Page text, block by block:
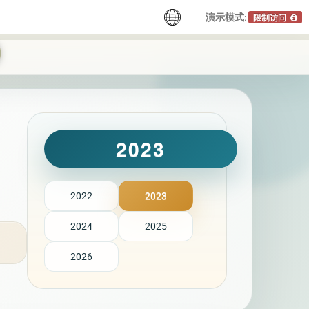
演示模式: 限制访问
2023
2022 2023
2024 2025
2026